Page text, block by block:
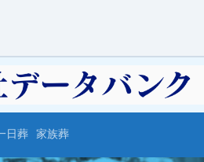
日葬 家族葬